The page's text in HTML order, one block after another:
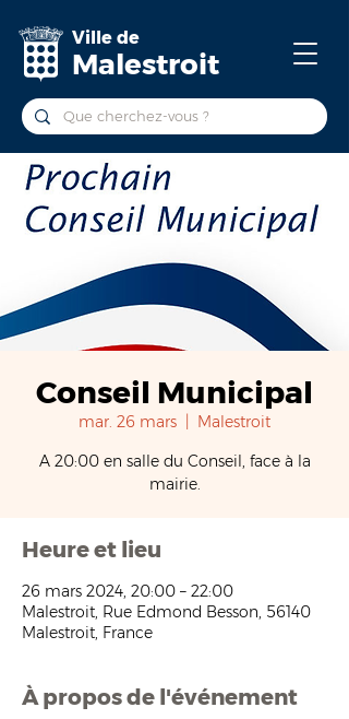
Ville de
Malestroit
Conseil Municipal
mar. 26 mars
Malestroit
A 20:00 en salle du Conseil, face à la
mairie.
Heure et lieu
26 mars 2024, 20:00 – 22:00
Malestroit, Rue Edmond Besson, 56140
Malestroit, France
À propos de l'événement